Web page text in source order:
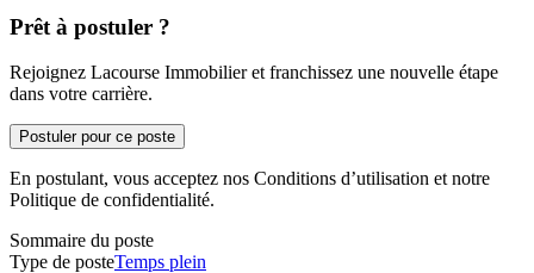
Prêt à postuler ?
Rejoignez Lacourse Immobilier et franchissez une nouvelle étape
dans votre carrière.
Postuler pour ce poste
En postulant, vous acceptez nos Conditions d’utilisation et notre
Politique de confidentialité.
Sommaire du poste
Type de posteTemps plein